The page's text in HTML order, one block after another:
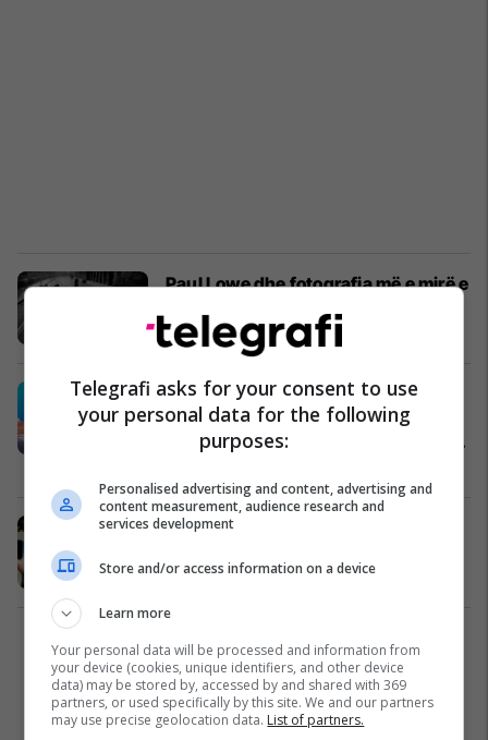
Paul Lowe dhe fotografia më e mirë e
Fotografia 03/08/2022
Pas 27 vitesh, gazetari serb
deshiron të "pastrojë" veten -
pranon që në Srebrenicë është kryer
Abazoviq u kërkon falje nënave të
Bosnja 11/07/2022
1
Telegrafi asks for your consent to use
your personal data for the following
purposes:
Personalised advertising and content, advertising and
content measurement, audience research and
services development
Store and/or access information on a device
Learn more
Your personal data will be processed and information from
your device (cookies, unique identifiers, and other device
data) may be stored by, accessed by and shared with 369
partners, or used specifically by this site. We and our partners
may use precise geolocation data. List of partners.